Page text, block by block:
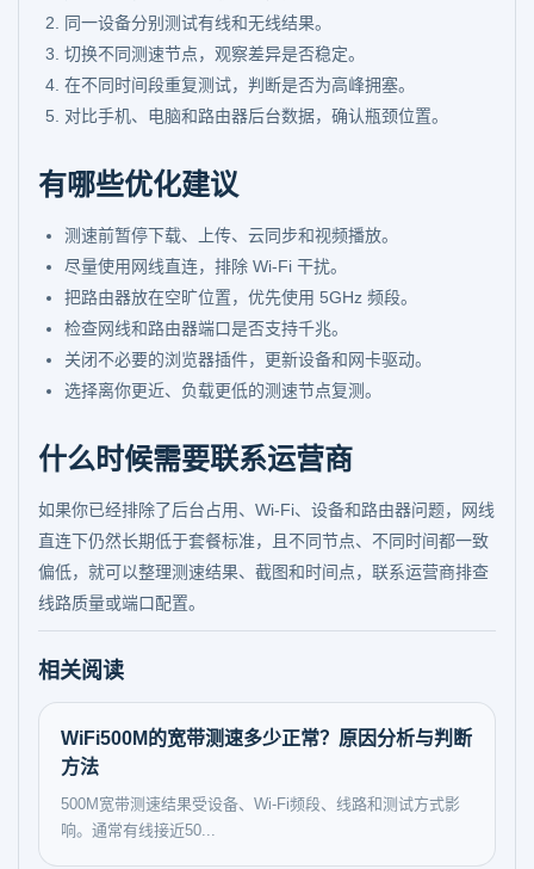
同一设备分别测试有线和无线结果。
切换不同测速节点，观察差异是否稳定。
在不同时间段重复测试，判断是否为高峰拥塞。
对比手机、电脑和路由器后台数据，确认瓶颈位置。
有哪些优化建议
测速前暂停下载、上传、云同步和视频播放。
尽量使用网线直连，排除 Wi-Fi 干扰。
把路由器放在空旷位置，优先使用 5GHz 频段。
检查网线和路由器端口是否支持千兆。
关闭不必要的浏览器插件，更新设备和网卡驱动。
选择离你更近、负载更低的测速节点复测。
什么时候需要联系运营商
如果你已经排除了后台占用、Wi-Fi、设备和路由器问题，网线
直连下仍然长期低于套餐标准，且不同节点、不同时间都一致
偏低，就可以整理测速结果、截图和时间点，联系运营商排查
线路质量或端口配置。
相关阅读
WiFi500M的宽带测速多少正常？原因分析与判断
方法
500M宽带测速结果受设备、Wi‑Fi频段、线路和测试方式影
响。通常有线接近50...